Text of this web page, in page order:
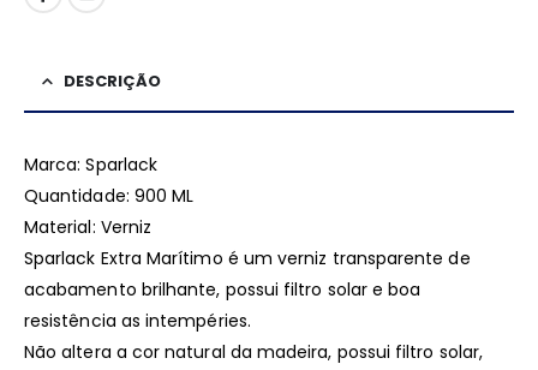
DESCRIÇÃO
Marca: Sparlack
Quantidade: 900 ML
Material: Verniz
Sparlack Extra Marítimo é um verniz transparente de
acabamento brilhante, possui filtro solar e boa
resistência as intempéries.
Não altera a cor natural da madeira, possui filtro solar,